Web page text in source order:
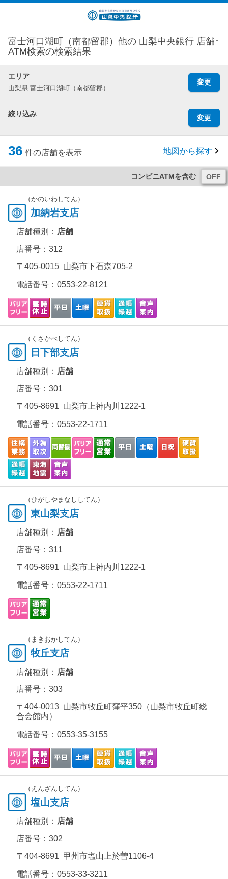
富士河口湖町（南都留郡）他の 山梨中央銀行 店舗･
ATM検索の検索結果
エリア
山梨県 富士河口湖町（南都留郡）
変更
絞り込み 変更
36 件の店舗を表示 地図から探す
コンビニATMを含む
（かのいわしてん）
加納岩支店
店舗種別： 店舗
店番号：312
〒405-0015 山梨市下石森705-2
電話番号： 0553-22-8121
（くさかべしてん）
日下部支店
店舗種別： 店舗
店番号：301
〒405-8691 山梨市上神内川1222-1
電話番号： 0553-22-1711
（ひがしやまなししてん）
東山梨支店
店舗種別： 店舗
店番号：311
〒405-8691 山梨市上神内川1222-1
電話番号： 0553-22-1711
（まきおかしてん）
牧丘支店
店舗種別： 店舗
店番号：303
〒404-0013 山梨市牧丘町窪平350（山梨市牧丘町総
合会館内）
電話番号： 0553-35-3155
（えんざんしてん）
塩山支店
店舗種別： 店舗
店番号：302
〒404-8691 甲州市塩山上於曽1106-4
電話番号： 0553-33-3211